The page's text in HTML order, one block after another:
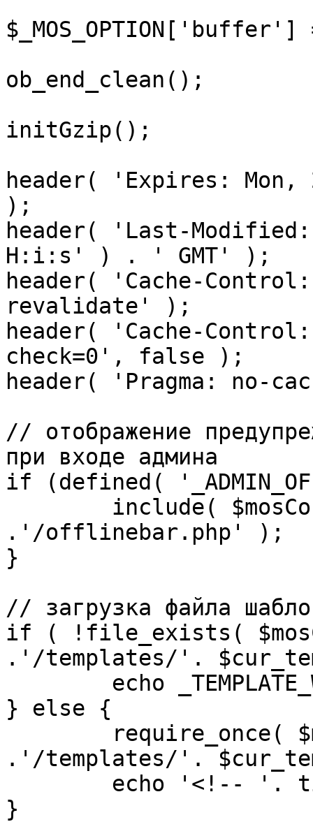
ob_end_clean();
initGzip();
header( 'Expires: Mon,
);
header( 'Last-
H:i:s' ) . ' GMT' );
header( 'Cache-
revalidate' );
header( 'Cache-
check=0', false );
header( 'Pragma: no-
// отображение
при входе админа
if (defined(
.'/offlinebar.php' );
}
// загрузка файла
if ( !file_exists(
.'/templates/'.
} else {
.'/templates/'.
}